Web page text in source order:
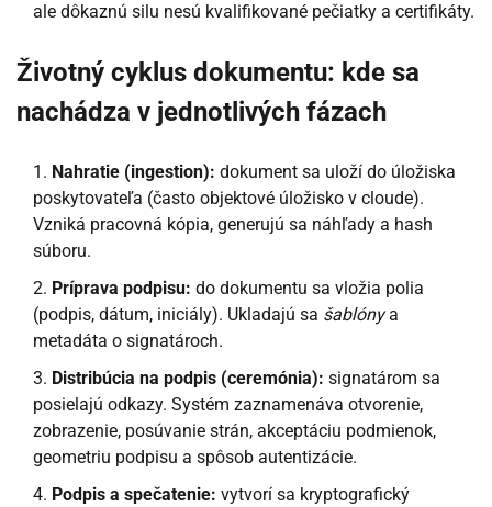
ale dôkaznú silu nesú kvalifikované pečiatky a certifikáty.
Životný cyklus dokumentu: kde sa
nachádza v jednotlivých fázach
Nahratie (ingestion): dokument sa uloží do úložiska
poskytovateľa (často objektové úložisko v cloude).
Vzniká pracovná kópia, generujú sa náhľady a hash
súboru.
Príprava podpisu: do dokumentu sa vložia polia
(podpis, dátum, iniciály). Ukladajú sa šablónya
metadáta o signatároch.
Distribúcia na podpis (ceremónia): signatárom sa
posielajú odkazy. Systém zaznamenáva otvorenie,
zobrazenie, posúvanie strán, akceptáciu podmienok,
geometriu podpisu a spôsob autentizácie.
Podpis a spečatenie: vytvorí sa kryptografický